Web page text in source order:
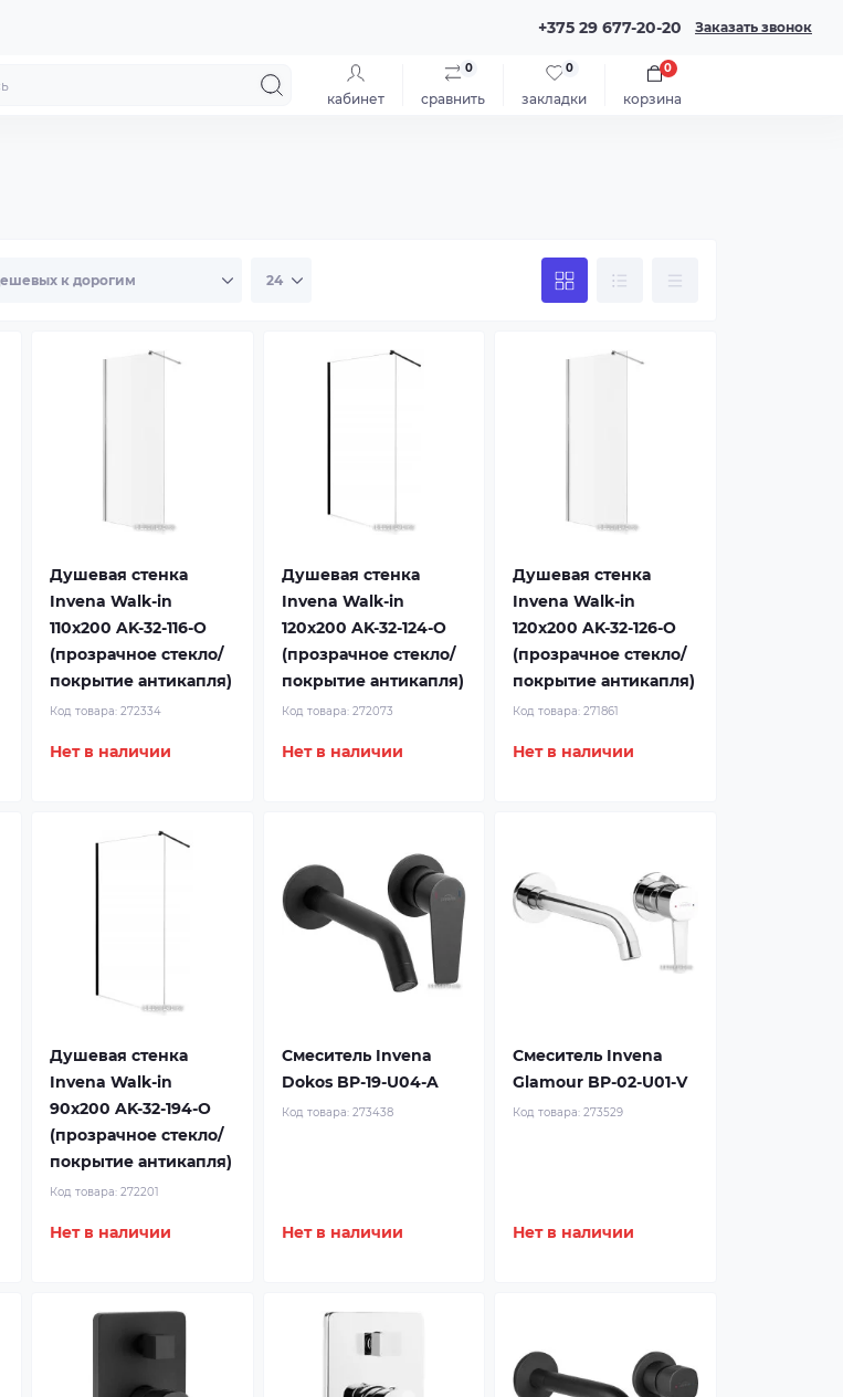
+375 29 677-20-20 Заказать звонок
кабинет сравнить
0
закладки
0
корзина
0
Душевая стенка
Invena Walk-in
110x200 AK-32-116-O
(прозрачное стекло/
покрытие антикапля)
Код товара: 272334
Нет в наличии
Душевая стенка
Invena Walk-in
120x200 AK-32-124-O
(прозрачное стекло/
покрытие антикапля)
Код товара: 272073
Нет в наличии
Душевая стенка
Invena Walk-in
120x200 AK-32-126-O
(прозрачное стекло/
покрытие антикапля)
Код товара:271861
Нет в наличии
Душевая стенка
Invena Walk-in
90x200 AK-32-194-O
(прозрачное стекло/
покрытие антикапля)
Код товара: 272201
Нет в наличии
Смеситель Invena
Dokos BP-19-U04-A
Код товара: 273438
Нет в наличии
Смеситель Invena
Glamour BP-02-U01-V
Код товара:273529
Нет в наличии